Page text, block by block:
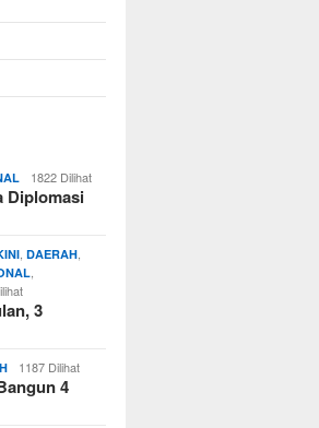
1822 Dilihat
Diplomasi
,DAERAH,
,
3
1187 Dilihat
4